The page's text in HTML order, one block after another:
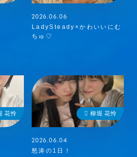
2026.06.06
LadySteady×かわいいにむ
ちゅ♡
花怜 柳堀 花怜
2026.06.04
怒涛の1日！